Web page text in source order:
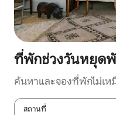
ที่พักช่วงวันหยุด
ค้นหาและจองที่พักไม่เห
สถานที่